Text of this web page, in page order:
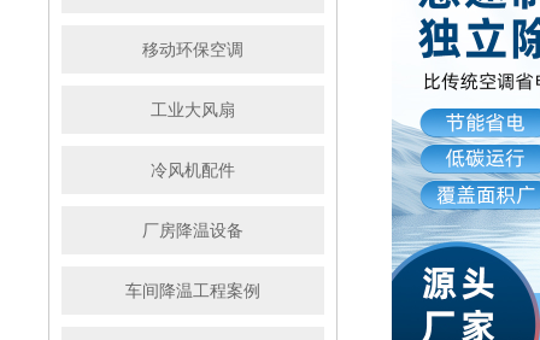
移动环保空调
工业大风扇
冷风机配件
厂房降温设备
车间降温工程案例